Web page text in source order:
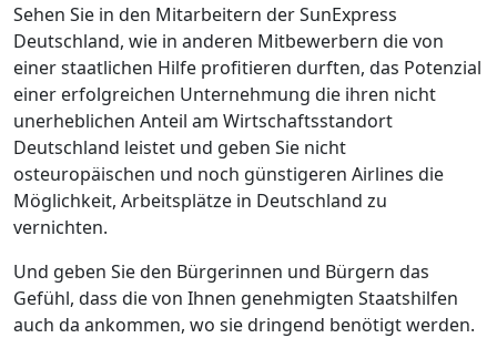
Sehen Sie in den Mitarbeitern der SunExpress
Deutschland, wie in anderen Mitbewerbern die von
einer staatlichen Hilfe profitieren durften, das Potenzial
einer erfolgreichen Unternehmung die ihren nicht
unerheblichen Anteil am Wirtschaftsstandort
Deutschland leistet und geben Sie nicht
osteuropäischen und noch günstigeren Airlines die
Möglichkeit, Arbeitsplätze in Deutschland zu
vernichten.
Und geben Sie den Bürgerinnen und Bürgern das
Gefühl, dass die von Ihnen genehmigten Staatshilfen
auch da ankommen, wo sie dringend benötigt werden.